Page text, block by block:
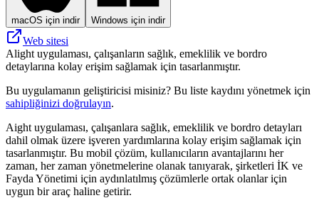
macOS için indir Windows için indir
Web sitesi
Alight uygulaması, çalışanların sağlık, emeklilik ve bordro
detaylarına kolay erişim sağlamak için tasarlanmıştır.
Bu uygulamanın geliştiricisi misiniz? Bu liste kaydını yönetmek için
sahipliğinizi doğrulayın.
Aight uygulaması, çalışanlara sağlık, emeklilik ve bordro detayları
dahil olmak üzere işveren yardımlarına kolay erişim sağlamak için
tasarlanmıştır. Bu mobil çözüm, kullanıcıların avantajlarını her
zaman, her zaman yönetmelerine olanak tanıyarak, şirketleri İK ve
Fayda Yönetimi için aydınlatılmış çözümlerle ortak olanlar için
uygun bir araç haline getirir.